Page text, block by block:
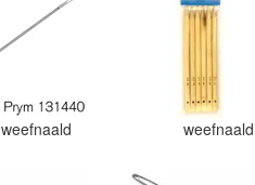
weefnaald weefnaald